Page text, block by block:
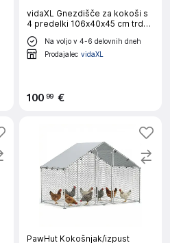
vidaXL Gnezdišče za kokoši s
4 predelki 106x40x45 cm trdna
borovina
Na voljo v 4-6 delovnih dneh
Prodajalec vidaXL
100 99 €
PawHut Kokošnjak/izpust